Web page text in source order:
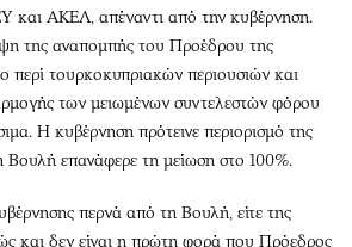
και ΑΚΕΛ, απέναντι από την κυβέρνηση.
της αναπομπής του Προέδρου της
περί τουρκοκυπριακών περιουσιών και
των μειωμένων συντελεστών φόρου
Η κυβέρνηση πρότεινε περιορισμό της
Βουλή επανάφερε τη μείωση στο 100%.
περνά από τη Βουλή, είτε της
και δεν είναι η πρώτη φορά που Πρόεδρος